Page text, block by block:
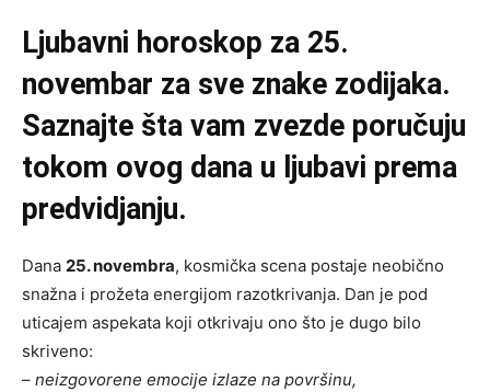
Ljubavni horoskop za 25.
novembar za sve znake zodijaka.
Saznajte šta vam zvezde poručuju
tokom ovog dana u ljubavi prema
predvidjanju.
Dana 25. novembra, kosmička scena postaje neobično
snažna i prožeta energijom razotkrivanja. Dan je pod
uticajem aspekata koji otkrivaju ono što je dugo bilo
skriveno:
– neizgovorene emocije izlaze na površinu,